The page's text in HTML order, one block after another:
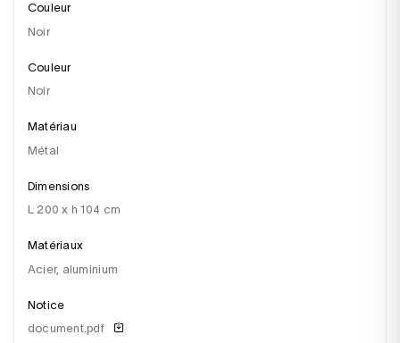
Couleur
Noir
Couleur
noir
Matériau
métal
Dimensions
l 200 x h 104 cm
Matériaux
acier, aluminium
Notice
document.pdf